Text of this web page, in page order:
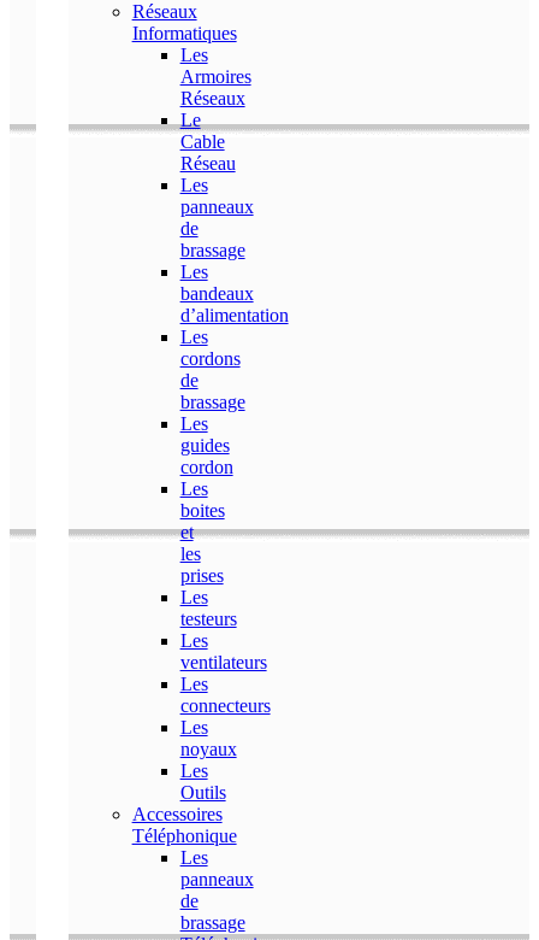
Réseaux
Informatiques
Les
Armoires
Réseaux
Le
Cable
Réseau
Les
panneaux
de
brassage
Les
bandeaux
d’alimentation
Les
cordons
de
brassage
Les
guides
cordon
Les
boites
et
les
prises
Les
testeurs
Les
ventilateurs
Les
connecteurs
Les
noyaux
Les
Outils
Accessoires
Téléphonique
Les
panneaux
de
brassage